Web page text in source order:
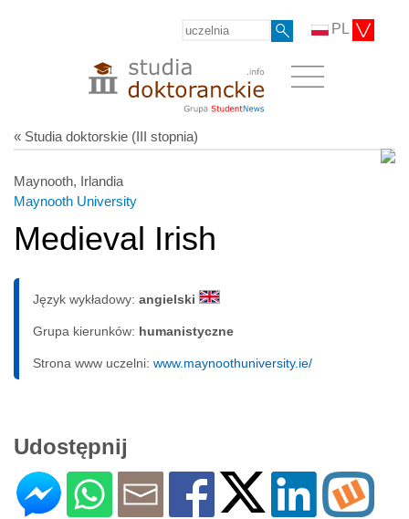
PL
« Studia doktorskie (III stopnia)
Maynooth, Irlandia
Maynooth University
Medieval Irish
Język wykładowy: angielski
Grupa kierunków: humanistyczne
Strona www uczelni: www.maynoothuniversity.ie/
Udostępnij